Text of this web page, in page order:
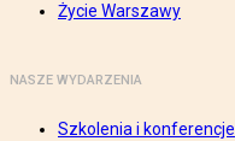
Życie Warszawy
NASZE WYDARZENIA
Szkolenia i konferencje